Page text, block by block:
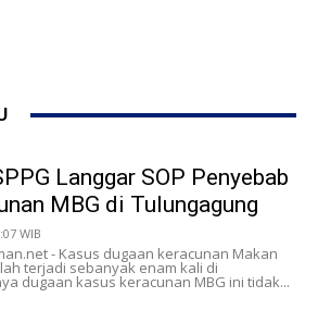
Langgar SOP Penyebab
MBG di Tulungagung
WIB
- Kasus dugaan keracunan Makan
terjadi sebanyak enam kali di
dugaan kasus keracunan MBG ini tidak...